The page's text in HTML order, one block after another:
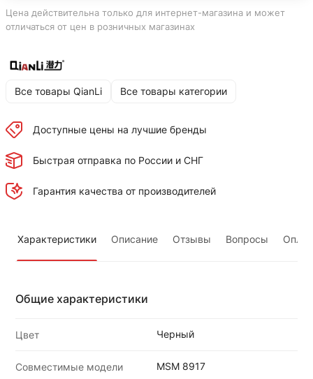
Цена действительна только для интернет-магазина и может
отличаться от цен в розничных магазинах
Все товары QianLi Все товары категории
Доступные цены на лучшие бренды
Быстрая отправка по России и СНГ
Гарантия качества от производителей
Характеристики Описание Отзывы Вопросы
Общие характеристики
Цвет Черный
Совместимые модели MSM 8917